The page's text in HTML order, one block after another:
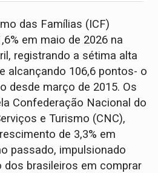
das Famílias (ICF)
em maio de 2026 na
registrando a sétima alta
alcançando 106,6 pontos- o
desde março de 2015. Os
Confederação Nacional do
e Turismo (CNC),
de 3,3% em
passado, impulsionado
brasileiros em comprar